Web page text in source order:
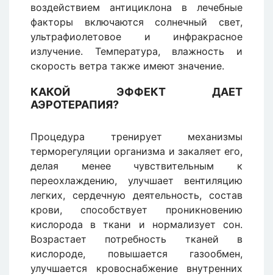
воздействием антициклона в лечебные
факторы включаются солнечный свет,
ультрафиолетовое и инфракрасное
излучение. Температура, влажность и
скорость ветра также имеют значение.
КАКОЙ ЭФФЕКТ ДАЕТ
АЭРОТЕРАПИЯ?
Процедура тренирует механизмы
терморегуляции организма и закаляет его,
делая менее чувствительным к
переохлаждению, улучшает вентиляцию
легких, сердечную деятельность, состав
крови, способствует проникновению
кислорода в ткани и нормализует сон.
Возрастает потребность тканей в
кислороде, повышается газообмен,
улучшается кровоснабжение внутренних